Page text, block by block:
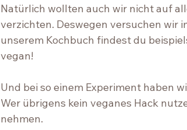
Natürlich wollten auch wir nicht auf
verzichten. Deswegen versuchen wir
unserem Kochbuch findest du
vegan!
Und bei so einem Experiment haben
Wer übrigens kein veganes Hack
nehmen.